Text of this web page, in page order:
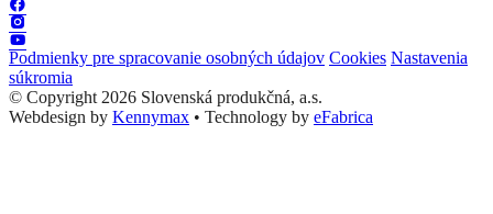
Podmienky pre spracovanie osobných údajov Cookies Nastavenia
súkromia
© Copyright 2026 Slovenská produkčná, a.s.
Webdesign by Kennymax • Technology by eFabrica